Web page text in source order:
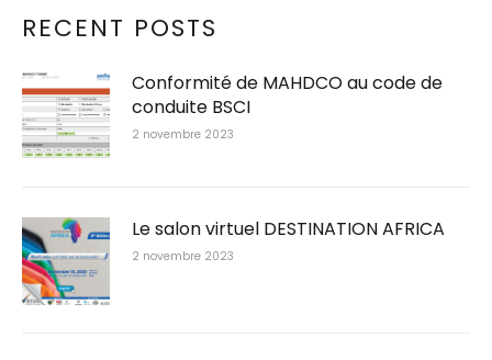
RECENT POSTS
Conformité de MAHDCO au code de
conduite BSCI
2 novembre 2023
Le salon virtuel DESTINATION AFRICA
2 novembre 2023